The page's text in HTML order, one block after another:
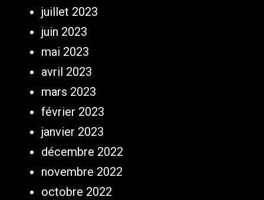
juillet 2023
juin 2023
mai 2023
avril 2023
mars 2023
février 2023
janvier 2023
décembre 2022
novembre 2022
octobre 2022